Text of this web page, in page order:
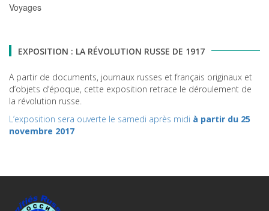
Voyages
EXPOSITION : LA RÉVOLUTION RUSSE DE 1917
A partir de documents, journaux russes et français originaux et
d’objets d’époque, cette exposition retrace le déroulement de
la révolution russe.
L’exposition sera ouverte le samedi après midi à partir du 25
novembre 2017